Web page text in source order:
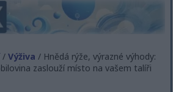
/Výživa / Hnědá rýže, výrazné výhody:
zaslouží místo na vašem talíři